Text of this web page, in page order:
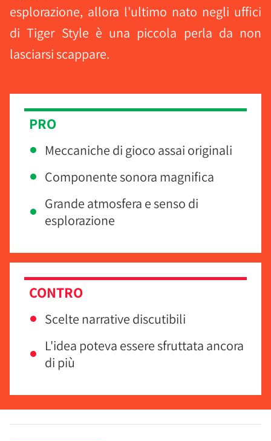
esplorazione, allora l'ultimo nato negli uffici
di Tiger Style è una piccola perla da non
lasciarsi scappare.
PRO
Meccaniche di gioco assai originali
Componente sonora magnifica
Grande atmosfera e senso di
esplorazione
CONTRO
Scelte narrative discutibili
L'idea poteva essere sfruttata ancora
di più